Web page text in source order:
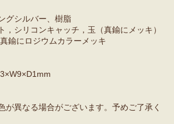
グシルバー、樹脂
，シリコンキャッチ，玉（真鍮にメッキ）
鍮にロジウムカラーメッキ
異なる場合がございます。予めご了承く